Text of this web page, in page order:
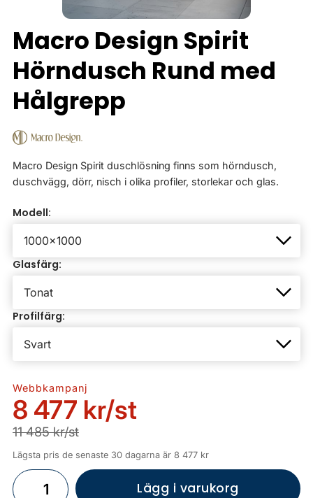
Macro Design Spirit
Hörndusch Rund med
Hålgrepp
Macro Design Spirit duschlösning finns som hörndusch,
duschvägg, dörr, nisch i olika profiler, storlekar och glas.
Modell:
Glasfärg:
Profilfärg:
Webbkampanj
8 477 kr/st
11 485 kr/st
Lägsta pris de senaste 30 dagarna är 8 477 kr
Lägg i varukorg